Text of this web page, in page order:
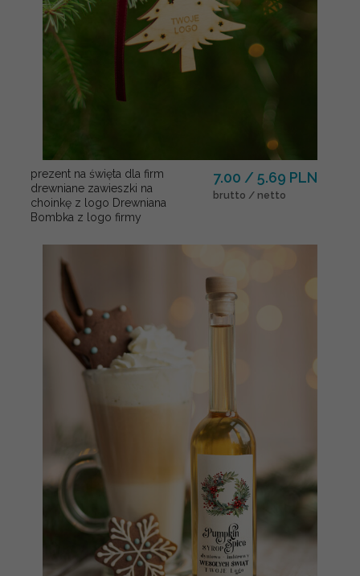
prezent na święta dla firm
drewniane zawieszki na
choinkę z logo Drewniana
Bombka z logo firmy
7.00 / 5.69 PLN
brutto / netto